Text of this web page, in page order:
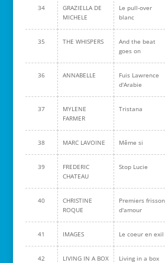
34
GRAZIELLA DE
MICHELE
Le pull-over
blanc
35 THE WHISPERS
And the beat
goes on
36 ANNABELLE
Fuis Lawrence
d'Arabie
37
MYLENE
FARMER
Tristana
38 MARC LAVOINE Même si
39
FREDERIC
CHATEAU
Stop Lucie
40
CHRISTINE
ROQUE
Premiers
d'amour
41 IMAGES Le coeur en exil
42 LIVING IN A BOX Living in a box